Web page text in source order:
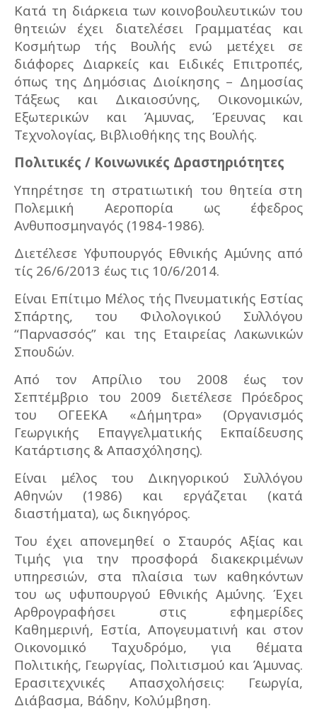
Κατά τη διάρκεια των κοινοβουλευτικών του
θητειών έχει διατελέσει Γραμματέας και
Κοσμήτωρ τής Βουλής ενώ μετέχει σε
διάφορες Διαρκείς και Ειδικές Επιτροπές,
όπως της Δημόσιας Διοίκησης – Δημοσίας
Τάξεως και Δικαιοσύνης, Οικονομικών,
Εξωτερικών και Άμυνας, Έρευνας και
Τεχνολογίας, Βιβλιοθήκης της Βουλής.
Πολιτικές / Κοινωνικές Δραστηριότητες
Υπηρέτησε τη στρατιωτική του θητεία στη
Πολεμική Αεροπορία ως έφεδρος
Ανθυποσμηναγός (1984-1986).
Διετέλεσε Υφυπουργός Εθνικής Αμύνης από
τίς 26/6/2013 έως τις 10/6/2014.
Είναι Επίτιμο Μέλος τής Πνευματικής Εστίας
Σπάρτης, του Φιλολογικού Συλλόγου
“Παρνασσός” και της Εταιρείας Λακωνικών
Σπουδών.
Από τον Απρίλιο του 2008 έως τον
Σεπτέμβριο του 2009 διετέλεσε Πρόεδρος
του ΟΓΕΕΚΑ «Δήμητρα» (Οργανισμός
Γεωργικής Επαγγελματικής Εκπαίδευσης
Κατάρτισης & Απασχόλησης).
Είναι μέλος του Δικηγορικού Συλλόγου
Αθηνών (1986) και εργάζεται (κατά
διαστήματα), ως δικηγόρος.
Του έχει απονεμηθεί ο Σταυρός Αξίας και
Τιμής για την προσφορά διακεκριμένων
υπηρεσιών, στα πλαίσια των καθηκόντων
του ως υφυπουργού Εθνικής Αμύνης. Έχει
Αρθρογραφήσει στις εφημερίδες
Καθημερινή, Εστία, Απογευματινή και στον
Οικονομικό Ταχυδρόμο, για θέματα
Πολιτικής, Γεωργίας, Πολιτισμού και Άμυνας.
Ερασιτεχνικές Απασχολήσεις: Γεωργία,
Διάβασμα, Βάδην, Κολύμβηση.